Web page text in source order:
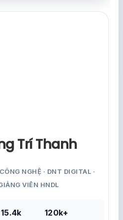
Trí Thanh
NGHỆ · DNT DIGITAL ·
VIÊN HNDL
15.4k 120k+